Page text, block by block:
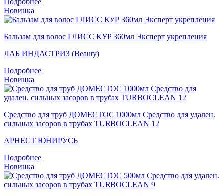
Новинка
Бальзам для волос ГЛИСС КУР 360мл Эксперт укрепления
ЛАБ ИНДАСТРИЗ (Beauty)
Подробнее
Новинка
Средство для труб ДОМЕСТОС 1000мл Средство для удален.
сильных засоров в трубах TURBOCLEAN 12
АРНЕСТ ЮНИРУСЬ
Подробнее
Новинка